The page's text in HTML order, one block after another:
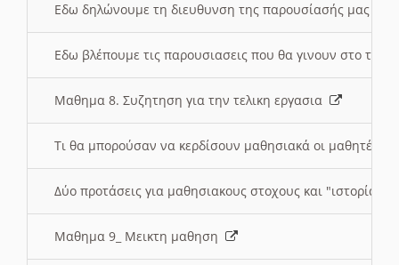
Εδω δηλώνουμε τη διευθυνση της παρουσίασής μας
Εδω βλέπουμε τις παρουσιασεις που θα γινουν στο
Μαθημα 8. Συζητηση για την τελικη εργασια
Τι θα μπορούσαν να κερδίσουν μαθησιακά οι μαθητές/
Δύο προτάσεις για μαθησιακους στοχους και "ιστορία"
Μαθημα 9_ Μεικτη μαθηση